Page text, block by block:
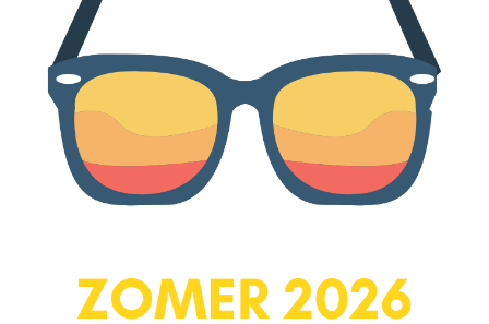
– Volledig isolatieglas
– Keuken uit 2017
– Perfecte ligging ten opzichte van voorzieningen, natuur en
historische binnenstad
Schakel?een NVM-aankoopmakelaar in. Een NVM-
aankoopmakelaar komt op voor uw belang en bespaart u tijd, geld
en zorgen!